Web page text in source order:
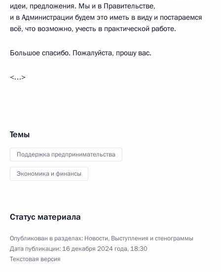
идеи, предложения. Мы и в Правительстве,
и в Администрации будем это иметь в виду и постараемся
всё, что возможно, учесть в практической работе.
Большое спасибо. Пожалуйста, прошу вас.
<…>
Темы
Поддержка предпринимательства
Экономика и финансы
Статус материала
Опубликован в разделах: Новости, Выступления и стенограммы
Дата публикации: 16 декабря 2024 года, 18:30
Текстовая версия